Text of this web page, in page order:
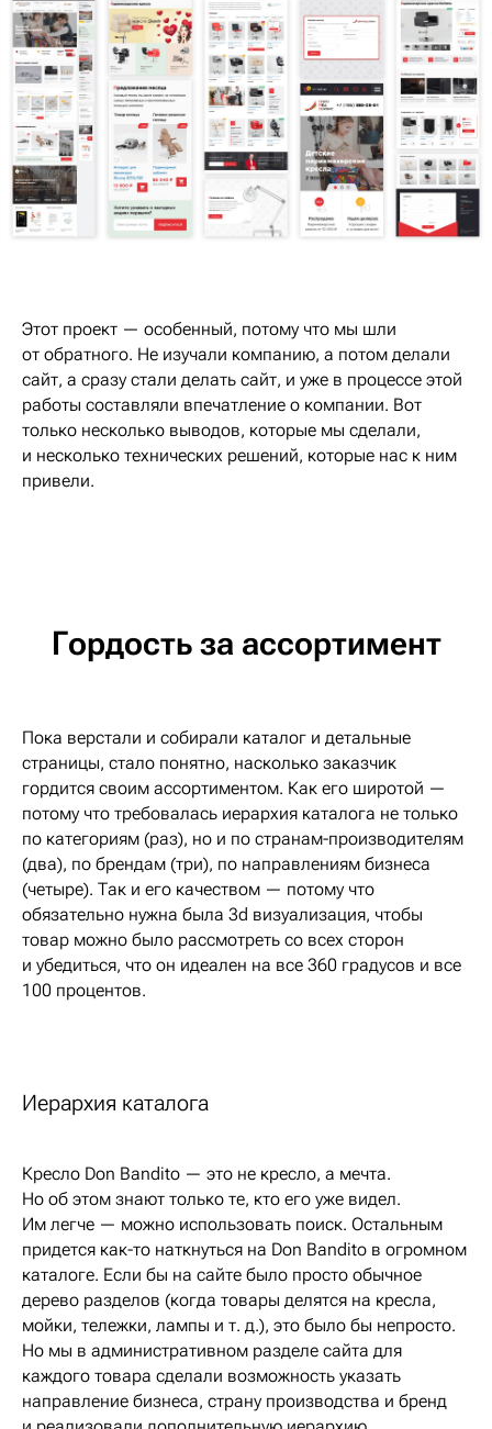
Этот проект — особенный, потому что мы шли
от обратного. Не изучали компанию, а потом делали
сайт, а сразу стали делать сайт, и уже в процессе этой
работы составляли впечатление о компании. Вот
только несколько выводов, которые мы сделали,
и несколько технических решений, которые нас к ним
привели.
Гордость за ассортимент
Пока верстали и собирали каталог и детальные
страницы, стало понятно, насколько заказчик
гордится своим ассортиментом. Как его широтой —
потому что требовалась иерархия каталога не только
по категориям (раз), но и по странам-производителям
(два), по брендам (три), по направлениям бизнеса
(четыре). Так и его качеством — потому что
обязательно нужна была 3d визуализация, чтобы
товар можно было рассмотреть со всех сторон
и убедиться, что он идеален на все 360 градусов и все
100 процентов.
Иерархия каталога
Кресло Don Bandito — это не кресло, а мечта.
Но об этом знают только те, кто его уже видел.
Им легче — можно использовать поиск. Остальным
придется как-то наткнуться на Don Bandito в огромном
каталоге. Если бы на сайте было просто обычное
дерево разделов (когда товары делятся на кресла,
мойки, тележки, лампы и т. д.), это было бы непросто.
Но мы в административном разделе сайта для
каждого товара сделали возможность указать
направление бизнеса, страну производства и бренд